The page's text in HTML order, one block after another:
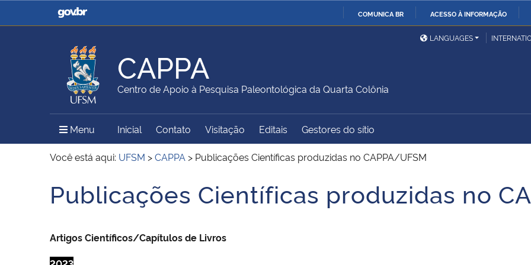
COMUNICA BR ACESSO À INFORMAÇÃO
Casa Civil
Ministério da Justiça e
Ministério da Defesa
Ministério das Relações
Exteriores
Ministério da Agricultura,
Pecuária e Abastecimento
Ministério da Educação
Ministério do Meio Ambiente Ministério do Turismo
Ministério do
Desenvolvimento Regional
União
Secretaria de Governo
Gabinete de Segurança
Advocacia-Geral da União Banco Central do Brasil
LANGUAGES
CAPPA
Centro de Apoio à Pesquisa Paleontológica da Quarta Colônia
Menu Menu Principal do Sítio
Inicial Contato Visitação Editais Gestores do sítio
Você está aqui: UFSM >CAPPA > Publicações Científicas produzidas no CAPPA/UFSM
Início do conteúdo
Publicações Científicas produzidas no
Artigos Científicos/Capítulos de Livros